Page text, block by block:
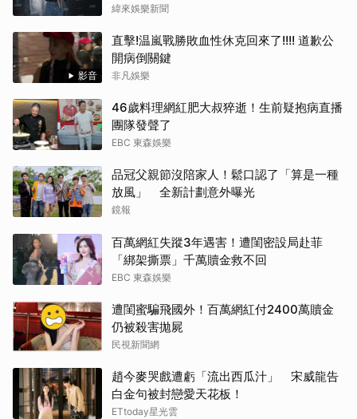
緯來娛樂新聞
影音
直擊!温嵐戰勝敗血性休克回來了!!!! 道歉公
開病倒關鍵
非凡娛樂
46歲料理網紅肥大叔猝逝！生前疑抱病直播
團隊發聲了
EBC 東森娛樂
品冠父親節沒陪家人！鬆口認了「算是一種
放風」 全新計劃意外曝光
鏡報
百萬網紅失蹤3年遇害！遭閨密設局赴菲
「綁架撕票」千萬贖金救不回
EBC 東森娛樂
遭閨蜜騙飛國外！百萬網紅付2400萬贖金
仍被殺害拋屍
民視新聞網
趙今麥哭戲遭虧「流出西瓜汁」 宋威龍告
白金句被封戀愛天花板！
ETtoday星光雲